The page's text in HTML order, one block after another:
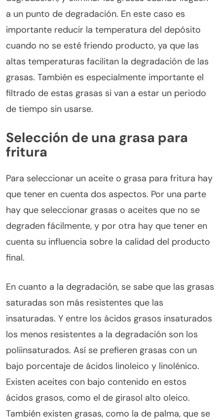
a un punto de degradación. En este caso es
importante reducir la temperatura del depósito
cuando no se esté friendo producto, ya que las
altas temperaturas facilitan la degradación de las
grasas. También es especialmente importante el
filtrado de estas grasas si van a estar un periodo
de tiempo sin usarse.
Selección de una grasa para
fritura
Para seleccionar un aceite o grasa para fritura hay
que tener en cuenta dos aspectos. Por una parte
hay que seleccionar grasas o aceites que no se
degraden fácilmente, y por otra hay que tener en
cuenta su influencia sobre la calidad del producto
final.
En cuanto a la degradación, se sabe que las grasas
saturadas son más resistentes que las
insaturadas. Y entre los ácidos grasos insaturados
los menos resistentes a la degradación son los
poliinsaturados. Así se prefieren grasas con un
bajo porcentaje de ácidos linoleico y linolénico.
Existen aceites con bajo contenido en estos
ácidos grasos, como el de girasol alto oleico.
También existen grasas, como la de palma, que se